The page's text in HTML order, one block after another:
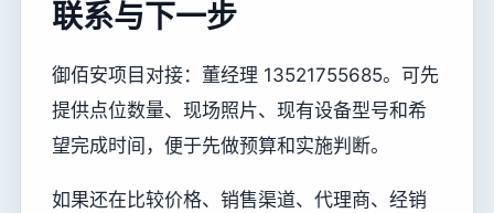
联系与下一步
御佰安项目对接：董经理 13521755685。可先
提供点位数量、现场照片、现有设备型号和希
望完成时间，便于先做预算和实施判断。
如果还在比较价格、销售渠道、代理商、经销